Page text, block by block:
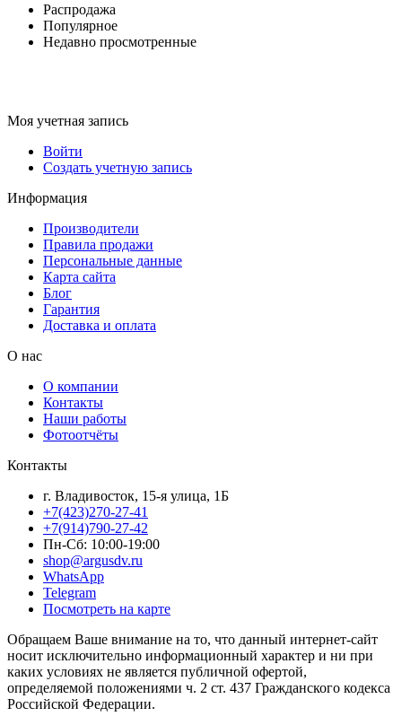
Распродажа
Популярное
Недавно просмотренные
Моя учетная запись
Войти
Создать учетную запись
Информация
Производители
Правила продажи
Персональные данные
Карта сайта
Блог
Гарантия
Доставка и оплата
О нас
О компании
Контакты
Наши работы
Фотоотчёты
Контакты
г. Владивосток, 15-я улица, 1Б
+7(423)270-27-41
+7(914)790-27-42
Пн-Сб: 10:00-19:00
shop@argusdv.ru
WhatsApp
Telegram
Посмотреть на карте
Обращаем Ваше внимание на то, что данный интернет-сайт
носит исключительно информационный характер и ни при
каких условиях не является публичной офертой,
определяемой положениями ч. 2 ст. 437 Гражданского кодекса
Российской Федерации.